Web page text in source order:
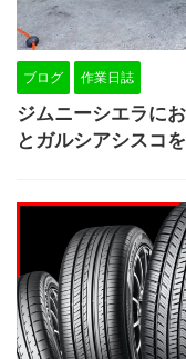
ブログ 作業日誌
ジムニーシエラに
とガルシアシスコ